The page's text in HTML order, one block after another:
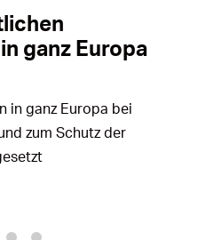
ganz Europa
in ganz Europa bei
zum Schutz der